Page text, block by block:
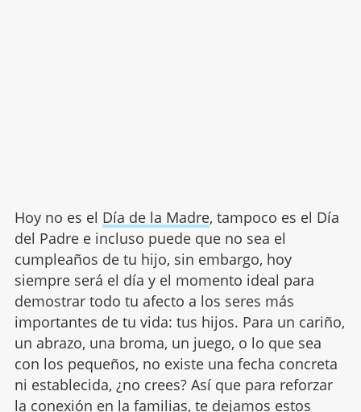
Hoy no es el Día de la Madre, tampoco es el Día
del Padre e incluso puede que no sea el
cumpleaños de tu hijo, sin embargo, hoy
siempre será el día y el momento ideal para
demostrar todo tu afecto a los seres más
importantes de tu vida: tus hijos. Para un cariño,
un abrazo, una broma, un juego, o lo que sea
con los pequeños, no existe una fecha concreta
ni establecida, ¿no crees? Así que para reforzar
la conexión en la familias, te dejamos estos